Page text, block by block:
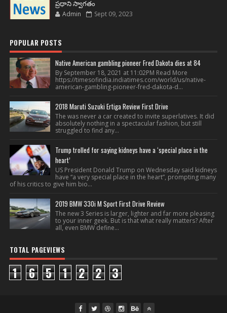
ప్రధాని స్వాగతం
Admin Sept 09, 2023
POPULAR POSTS
Native American gambling pioneer Fred Dakota dies at 84
By September 18, 2021 at 11:02PM Read More
https://timesofindia.indiatimes.com/world/us/native-
american-gambling-pioneer-fred-dakota-d...
2018 Maruti Suzuki Ertiga Review First Drive
The was never a car created to invite superlatives. It did
absolutely nothing in a spectacular fashion, but still
struggled to find any...
Trump trolled for saying kidneys have a ‘special place in the
heart’
US President Donald Trump on Wednesday said kidneys
have “a very special place in the heart”, prompting many
of his critics to give him bio...
2019 BMW 330i M Sport First Drive Review
The new 3 Series is larger, lighter and far more pleasing
to your inner geek. But is that what really matters? After
all, even BMW define...
TOTAL PAGEVIEWS
1 6 5 1 2 2 3